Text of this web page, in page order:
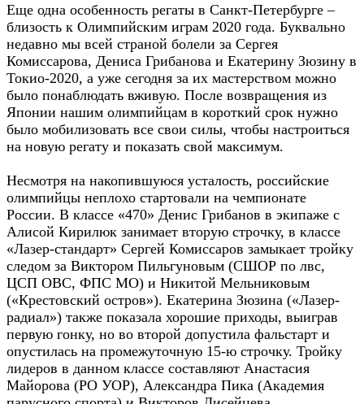
Еще одна особенность регаты в Санкт-Петербурге –
близость к Олимпийским играм 2020 года. Буквально
недавно мы всей страной болели за Сергея
Комиссарова, Дениса Грибанова и Екатерину Зюзину в
Токио-2020, а уже сегодня за их мастерством можно
было понаблюдать вживую. После возвращения из
Японии нашим олимпийцам в короткий срок нужно
было мобилизовать все свои силы, чтобы настроиться
на новую регату и показать свой максимум.
Несмотря на накопившуюся усталость, российские
олимпийцы неплохо стартовали на чемпионате
России. В классе «470» Денис Грибанов в экипаже с
Алисой Кирилюк занимает вторую строчку, в классе
«Лазер-стандарт» Сергей Комиссаров замыкает тройку
следом за Виктором Пильгуновым (СШОР по лвс,
ЦСП ОВС, ФПС МО) и Никитой Мельниковым
(«Крестовский остров»). Екатерина Зюзина («Лазер-
радиал») также показала хорошие приходы, выиграв
первую гонку, но во второй допустила фальстарт и
опустилась на промежуточную 15-ю строчку. Тройку
лидеров в данном классе составляют Анастасия
Майорова (РО УОР), Александра Пика (Академия